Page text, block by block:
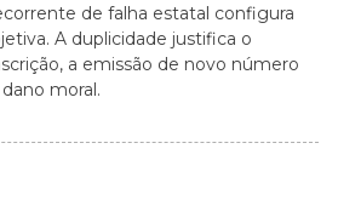
de falha estatal configura
A duplicidade justifica o
a emissão de novo número
moral.